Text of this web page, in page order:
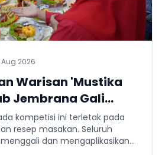
2026
Warisan 'Mustika
Jembrana Gali
Karno Lewat
Kuliner
kompetisi ini terletak pada
resep masakan. Seluruh
dan mengaplikasikan